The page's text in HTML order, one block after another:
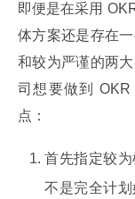
即便是在采用
体方案还是存在
和较为严谨的两
司想要做到
点：
首先指定较
不是完全计划